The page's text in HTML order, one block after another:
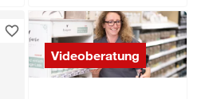
Videoberatung